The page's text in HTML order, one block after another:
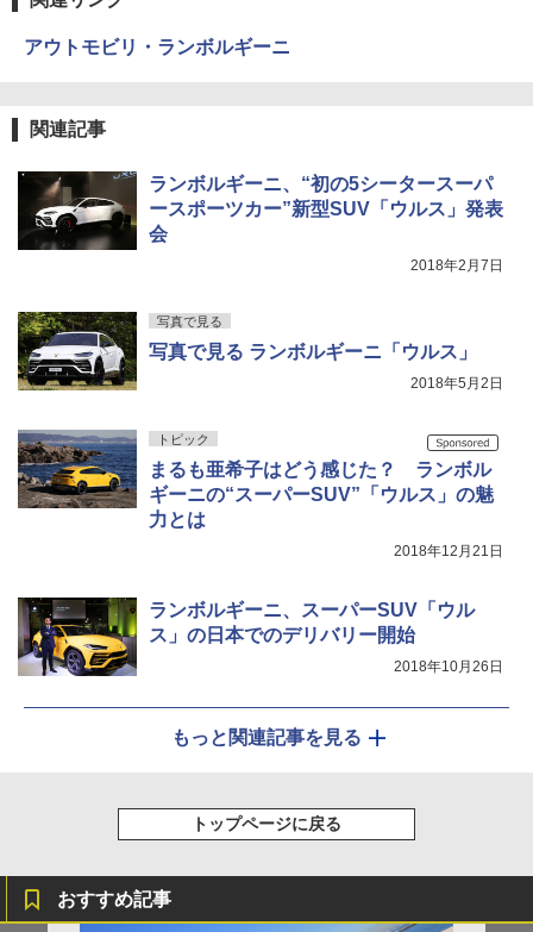
アウトモビリ・ランボルギーニ
関連記事
ランボルギーニ、“初の5シータースーパ
ースポーツカー”新型SUV「ウルス」発表
会
2018年2月7日
写真で見る
写真で見る ランボルギーニ「ウルス」
2018年5月2日
トピック
まるも亜希子はどう感じた？ ランボル
ギーニの“スーパーSUV”「ウルス」の魅
力とは
2018年12月21日
ランボルギーニ、スーパーSUV「ウル
ス」の日本でのデリバリー開始
2018年10月26日
もっと関連記事を見る
トップページに戻る
おすすめ記事